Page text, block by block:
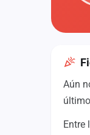
Aún
Entre
Formaciones
Componentes